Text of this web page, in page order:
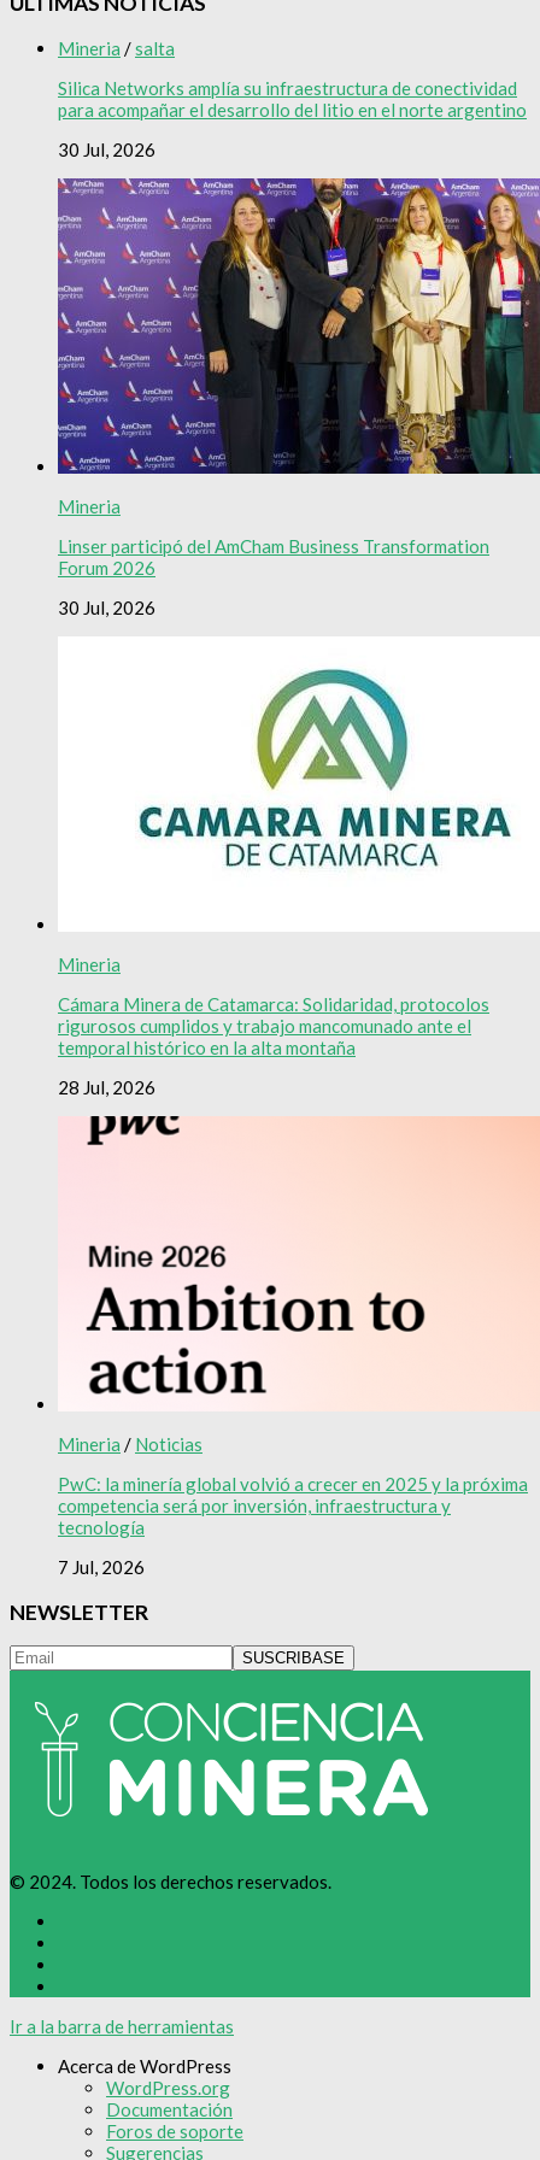
Mineria /salta
Silica Networks amplía su infraestructura de conectividad
para acompañar el desarrollo del litio en el norte argentino
30 Jul, 2026
Mineria
Linser participó del AmCham Business Transformation
Forum 2026
30 Jul, 2026
Mineria
Cámara Minera de Catamarca: Solidaridad, protocolos
rigurosos cumplidos y trabajo mancomunado ante el
temporal histórico en la alta montaña
28 Jul, 2026
Mineria / Noticias
PwC: la minería global volvió a crecer en 2025 y la próxima
competencia será por inversión, infraestructura y
tecnología
7 Jul, 2026
NEWSLETTER
© 2024. Todos los derechos reservados.
Ir a la barra de herramientas
Acerca de WordPress
WordPress.org
Documentación
Foros de soporte
Sugerencias